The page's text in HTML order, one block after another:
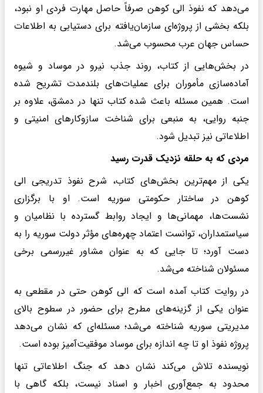
می‌دهد که نفوذ الی کوهن صرفاً حاصل مهارت فردی او نبود،
بلکه بخشی از پروژه‌ای سازمان‌یافته برای دستیابی به اطلاعات
حساس جهان عرب محسوب می‌شد.
در بخش‌هایی از کتاب، روند جذب نیرو در موساد و شیوه
آماده‌سازی مأموران برای عملیات‌های بلندمدت تشریح شده
است. همین مسئله باعث شده کتاب تنها در دمشق، علاوه بر
جنبه روایی، به منبعی برای شناخت سازوکارهای امنیتی و
اطلاعاتی نیز تبدیل شود.
مردی که به حلقه نزدیک قدرت رسید
یکی از مهم‌ترین بخش‌های کتاب، شرح نفوذ تدریجی الی
کوهن در ساختار حکومتی سوریه است. او با برگزاری
نشست‌ها، مهمانی‌ها و ایجاد روابط گسترده با نظامیان و
سیاستمداران، توانست اعتماد چهره‌های مؤثر دولت سوریه را به
دست آورد؛ تا جایی که به عنوان مشاور غیررسمی برخی
مسئولان شناخته می‌شد.
در روایت کتاب آمده است که الی کوهن حتی در مقطعی به
عنوان یکی از گزینه‌های مطرح برای حضور در سطوح بالای
مدیریتی سوریه شناخته می‌شد؛ مسئله‌ای که نشان می‌دهد
پروژه نفوذ او تا چه اندازه برای موساد موفقیت‌آمیز بوده است.
نویسنده تلاش می‌کند نشان دهد که جنگ اطلاعاتی تنها
محدود به جمع‌آوری اخبار و اسناد نیست، بلکه گاهی با